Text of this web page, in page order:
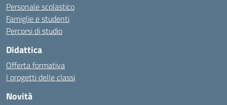
Personale scolastico
Famiglie e studenti
Percorsi di studio
Didattica
Offerta formativa
I progetti delle classi
Novità